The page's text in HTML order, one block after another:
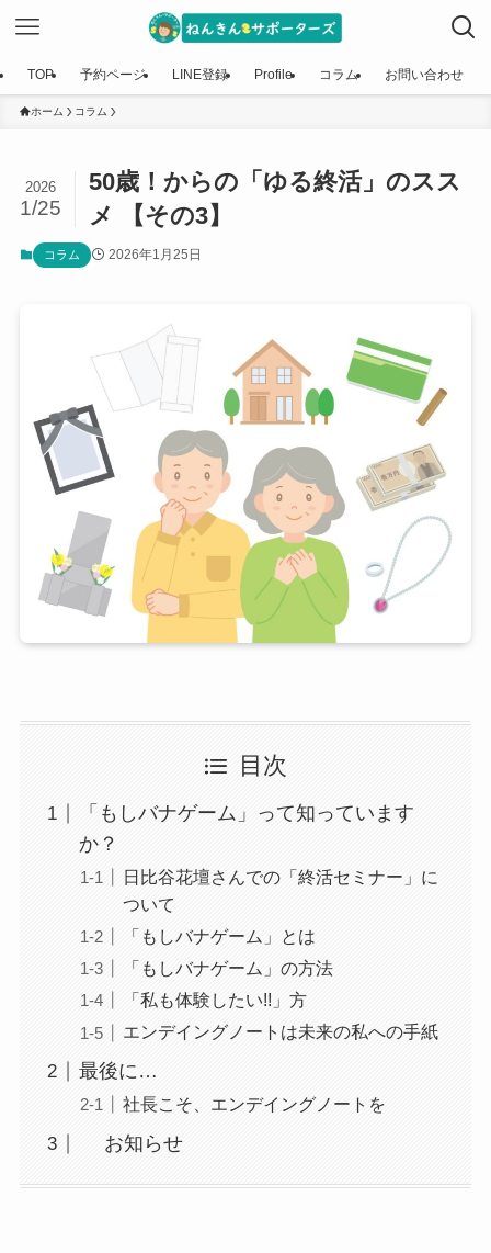
TOP 予約ページ LINE登録 Profile コラム お問い合わせ
ホーム コラム
50歳！からの「ゆる終活」のスス
メ 【その3】
2026
1/25
コラム 2026年1月25日
目次
「もしバナゲーム」って知っています
か？
日比谷花壇さんでの「終活セミナー」に
ついて
「もしバナゲーム」とは
「もしバナゲーム」の方法
「私も体験したい!!」方
エンデイングノートは未来の私への手紙
最後に…
社長こそ、エンデイングノートを
お知らせ